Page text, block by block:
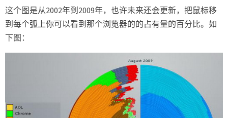
这个图是从2002年到2009年，也许未来还会更新，把鼠标移
到每个弧上你可以看到那个浏览器的的占有量的百分比。如
下图：